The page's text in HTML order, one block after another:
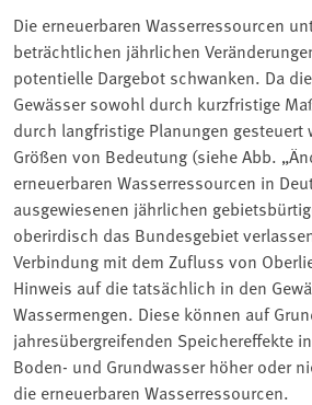
Die erneuerbaren Wasserressourcen
beträchtlichen jährlichen
potentielle Dargebot schwanken. Da
Gewässer sowohl durch kurzfristige
durch langfristige Planungen
Größen von Bedeutung (siehe Abb.
erneuerbaren Wasserressourcen in
ausgewiesenen jährlichen
oberirdisch das Bundesgebiet
Verbindung mit dem Zufluss von
Hinweis auf die tatsächlich in den
Wassermengen. Diese können auf
jahresübergreifenden Speichereffekte
Boden- und Grundwasser höher oder
die erneuerbaren Wasserressourcen.